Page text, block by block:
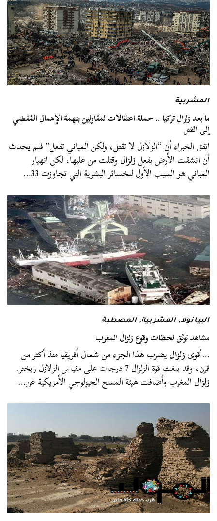
المشربية
ما بعد زلزال تركيا .. حملة اعتقالات لمقاولين بتهمة الإهمال المُفضي
إلى القتل
اتفق الخبراء أن “الزلازل لا تقتل، ولكن المباني تفعل” فلم يحدث
أن انشقت الأرض بفعلزلزالوقتلت من عليها، لكن انهيار
المباني هو السبب الأول للخسائر البشرية التي تجاوزت 33…
البيانولا,المشربية,المصطبة
مشاهد توثق لحظات وقوع زلزال المغرب
…أقوىزلزاليضرب هذا الجزء من شمال أفريقيا منذ أكثر من
قرن، وقد بلغت قوة الزلزال 7 درجات على مقياس الزلازل ريختر.
زلزالالمغرب وأضافت هيئة المسح الجيولوجي الأمريكية عن…